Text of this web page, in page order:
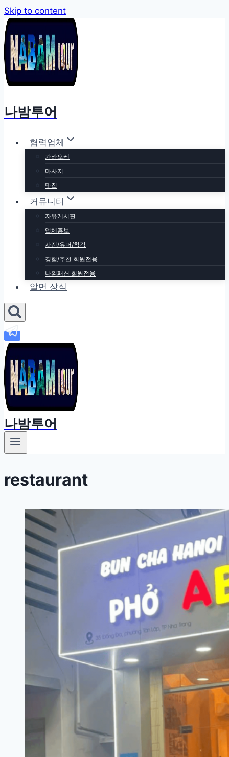
Skip to content
나밤투어
협력업체
가라오케
마사지
맛집
커뮤니티
자유게시판
업체홍보
사진/유머/착각
경험/추천 회원전용
나의패션 회원전용
알면 상식
나밤투어
restaurant